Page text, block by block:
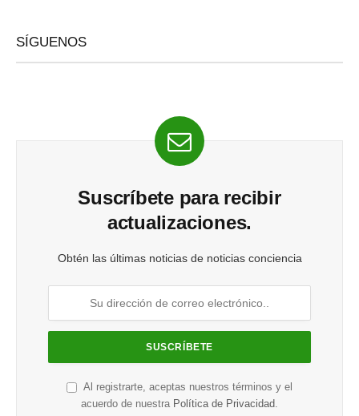
SÍGUENOS
Suscríbete para recibir
actualizaciones.
Obtén las últimas noticias de noticias conciencia
Al registrarte, aceptas nuestros términos y el
acuerdo de nuestra Política de Privacidad.